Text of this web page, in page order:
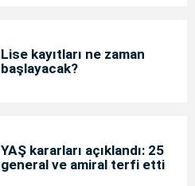
Lise kayıtları ne zaman
başlayacak?
YAŞ kararları açıklandı: 25
general ve amiral terfi etti